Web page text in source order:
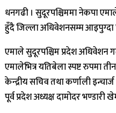
धनगढी । सुदूरपश्चिममा नेकपा
हुँदै जिल्ला अधिवेशनसम्म आइपुग्दा
एमाले सुदूरपश्चिम प्रदेश अधिवेशन
एमालेभित्र यतिबेला स्पष्ट रुपमा
केन्द्रीय सचिव तथा कर्णाली
पूर्व प्रदेश अध्यक्ष दामोदर भण्डारी